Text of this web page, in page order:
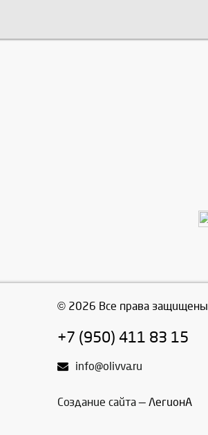
© 2026 Все права защищены
+7 (950) 411 83 15
info@olivva.ru
Создание сайта— ЛегионА